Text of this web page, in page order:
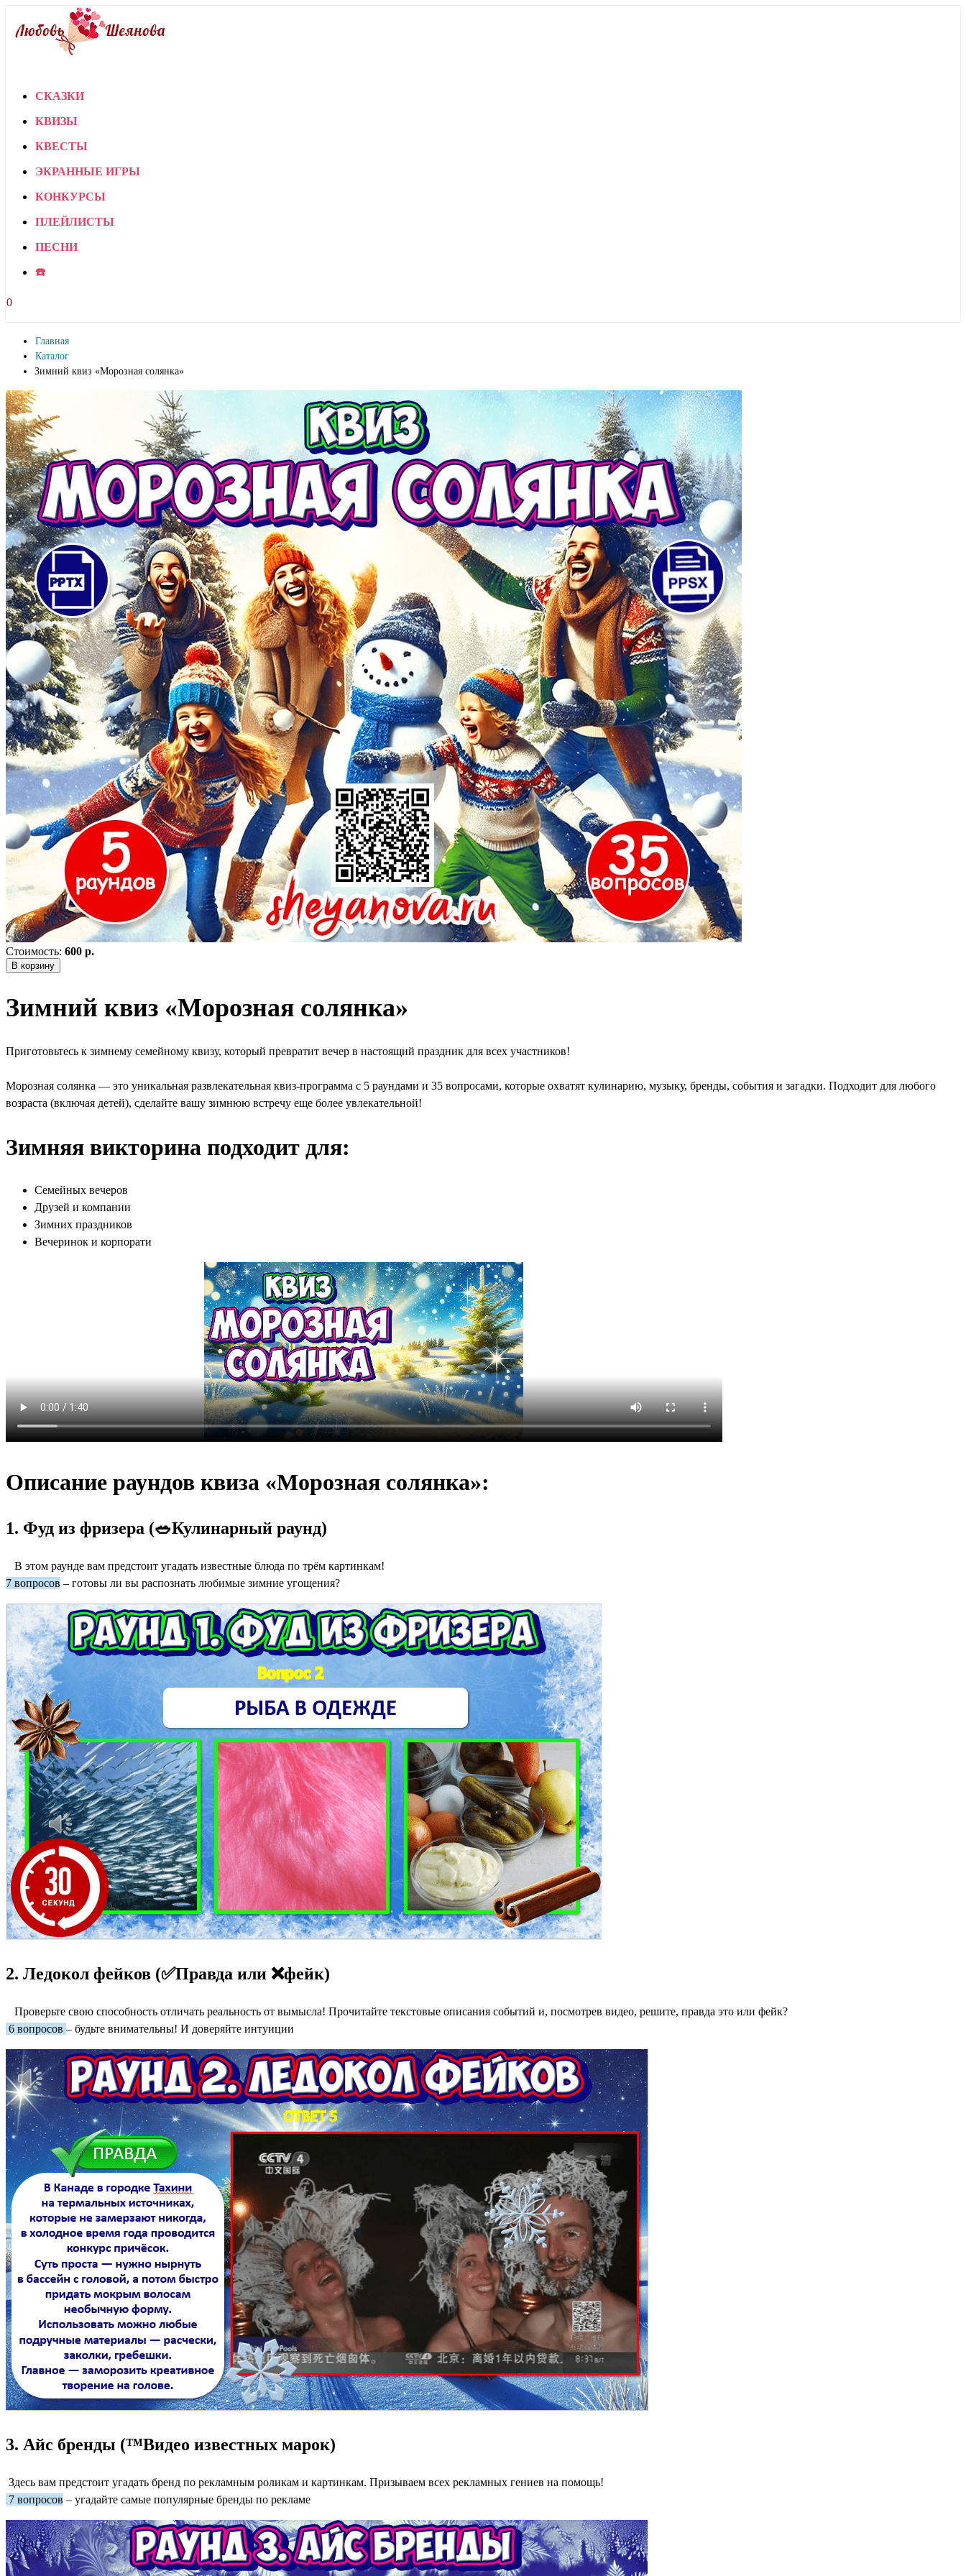
СКАЗКИ
КВИЗЫ
КВЕСТЫ
ЭКРАННЫЕ ИГРЫ
КОНКУРСЫ
ПЛЕЙЛИСТЫ
ПЕСНИ
☎️
0
Главная
Каталог
Зимний квиз «Морозная солянка»
Стоимость: 600 р.
В корзину
Зимний квиз «Морозная солянка»
Приготовьтесь к зимнему семейному квизу, который превратит вечер в настоящий праздник для всех участников!
Морозная солянка — это уникальная развлекательная квиз-программа с 5 раундами и 35 вопросами, которые охватят кулинарию, музыку, бренды, события и загадки. Подходит для любого
возраста (включая детей), сделайте вашу зимнюю встречу еще более увлекательной!
Зимняя викторина подходит для:
Семейных вечеров
Друзей и компании
Зимних праздников
Вечеринок и корпорати
Описание раундов квиза «‎Морозная солянка»:
1. Фуд из фризера (🥗Кулинарный раунд)
В этом раунде вам предстоит угадать известные блюда по трём картинкам!
7 вопросов – готовы ли вы распознать любимые зимние угощения?
2. Ледокол фейков (✅Правда или ❌фейк)
Проверьте свою способность отличать реальность от вымысла! Прочитайте текстовые описания событий и, посмотрев видео, решите, правда это или фейк?
6 вопросов – будьте внимательны! И доверяйте интуиции
3. Айс бренды (™️Видео известных марок)
Здесь вам предстоит угадать бренд по рекламным роликам и картинкам. Призываем всех рекламных гениев на помощь!
7 вопросов – угадайте самые популярные бренды по рекламе